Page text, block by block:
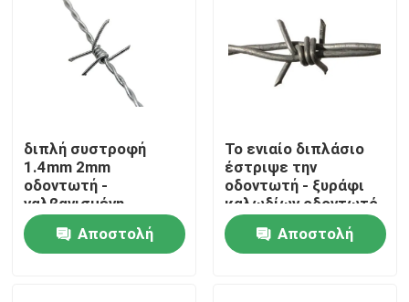
Σπίτι
Προϊόντα
διπλή συστροφή
1.4mm 2mm
οδοντωτή -
γαλβανισμένη
καλώδιο επιφάνεια
Αποστολή
Το ενιαίο διπλάσιο
έστριψε την
οδοντωτή - ξυράφι
καλωδίων οδοντωτό
- ντυμένη PVC
επιφάνεια καλωδίων
Αποστολή